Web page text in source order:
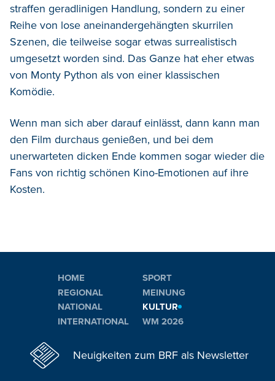
straffen geradlinigen Handlung, sondern zu einer
Reihe von lose aneinandergehängten skurrilen
Szenen, die teilweise sogar etwas surrealistisch
umgesetzt worden sind. Das Ganze hat eher etwas
von Monty Python als von einer klassischen
Komödie.
Wenn man sich aber darauf einlässt, dann kann man
den Film durchaus genießen, und bei dem
unerwarteten dicken Ende kommen sogar wieder die
Fans von richtig schönen Kino-Emotionen auf ihre
Kosten.
HOME
REGIONAL
NATIONAL
INTERNATIONAL
SPORT
MEINUNG
KULTUR
WM 2026
Neuigkeiten zum BRF als Newsletter